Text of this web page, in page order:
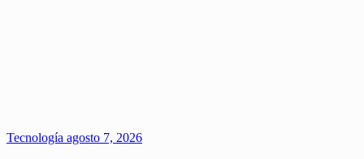
Tecnología agosto 7, 2026